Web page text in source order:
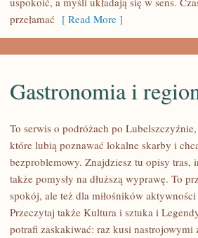
przełamać [ Read More ]
GASTRONOMIA
Gastronomia i
To serwis o podróżach po
które lubią poznawać lokalne skarby i
bezproblemowy. Znajdziesz tu opisy tras,
także pomysły na dłuższą wyprawę. To
spokój, ale też dla miłośników
Przeczytaj także Kultura i sztuka i
potrafi zaskakiwać: raz kusi